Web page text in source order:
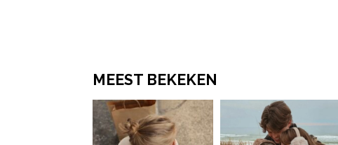
MEEST BEKEKEN